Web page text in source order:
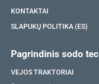
KONTAKTAI
SLAPUKŲ POLITIKA (ES)
Pagrindinis sodo
VEJOS TRAKTORIAI